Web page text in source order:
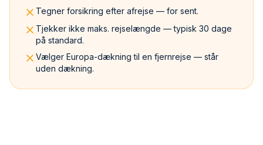
Tegner forsikring efter afrejse — for sent.
Tjekker ikke maks. rejselængde — typisk 30 dage
på standard.
Vælger Europa-dækning til en fjernrejse — står
uden dækning.